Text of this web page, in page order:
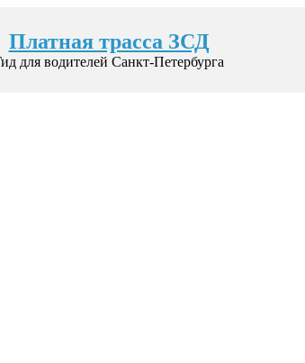
Платная трасса ЗСД
для водителей Санкт-Петербурга